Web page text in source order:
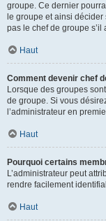
groupe. Ce dernier
le groupe et ainsi
pas le chef de groupe
Haut
Comment devenir chef
Lorsque des groupes
de groupe. Si vous
l’administrateur en
Haut
Pourquoi certains
L’administrateur peut
rendre facilement
Haut